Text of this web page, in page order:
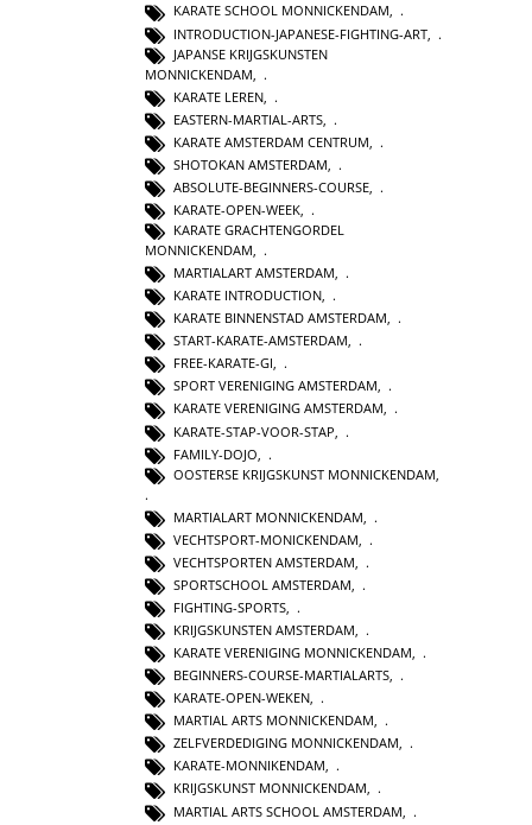
KARATE SCHOOL MONNICKENDAM,
INTRODUCTION-JAPANESE-FIGHTING-ART
JAPANSE KRIJGSKUNSTEN
MONNICKENDAM
KARATE LEREN
EASTERN-MARTIAL-ARTS
KARATE AMSTERDAM CENTRUM
SHOTOKAN AMSTERDAM
ABSOLUTE-BEGINNERS-COURSE
KARATE-OPEN-WEEK
KARATE GRACHTENGORDEL
MONNICKENDAM,
MARTIALART AMSTERDAM,
KARATE INTRODUCTION,
KARATE BINNENSTAD AMSTERDAM,
START-KARATE-AMSTERDAM,
FREE-KARATE-GI,
SPORT VERENIGING AMSTERDAM,
KARATE VERENIGING AMSTERDAM,
KARATE-STAP-VOOR-STAP
FAMILY-DOJO
OOSTERSE KRIJGSKUNST MONNICKENDAM
MARTIALART MONNICKENDAM
VECHTSPORT-MONICKENDAM
VECHTSPORTEN AMSTERDAM
SPORTSCHOOL AMSTERDAM
FIGHTING-SPORTS
KRIJGSKUNSTEN AMSTERDAM,
KARATE VERENIGING MONNICKENDAM,
BEGINNERS-COURSE-MARTIALARTS,
KARATE-OPEN-WEKEN,
MARTIAL ARTS MONNICKENDAM,
ZELFVERDEDIGING MONNICKENDAM,
KARATE-MONNIKENDAM,
KRIJGSKUNST MONNICKENDAM,
MARTIAL ARTS SCHOOL AMSTERDAM